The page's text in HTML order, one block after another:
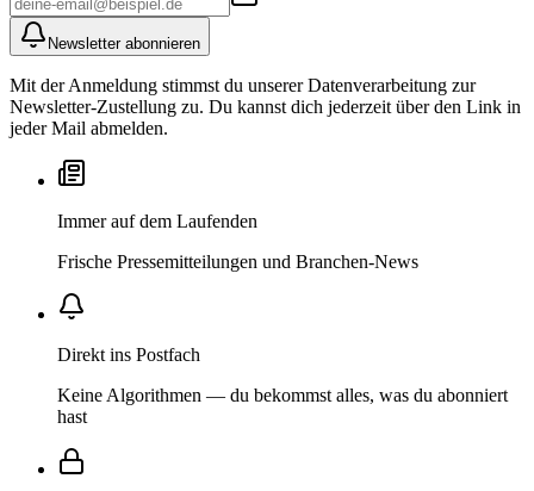
Newsletter abonnieren
Mit der Anmeldung stimmst du unserer Datenverarbeitung zur
Newsletter-Zustellung zu. Du kannst dich jederzeit über den Link in
jeder Mail abmelden.
Immer auf dem Laufenden
Frische Pressemitteilungen und Branchen-News
Direkt ins Postfach
Keine Algorithmen — du bekommst alles, was du abonniert
hast